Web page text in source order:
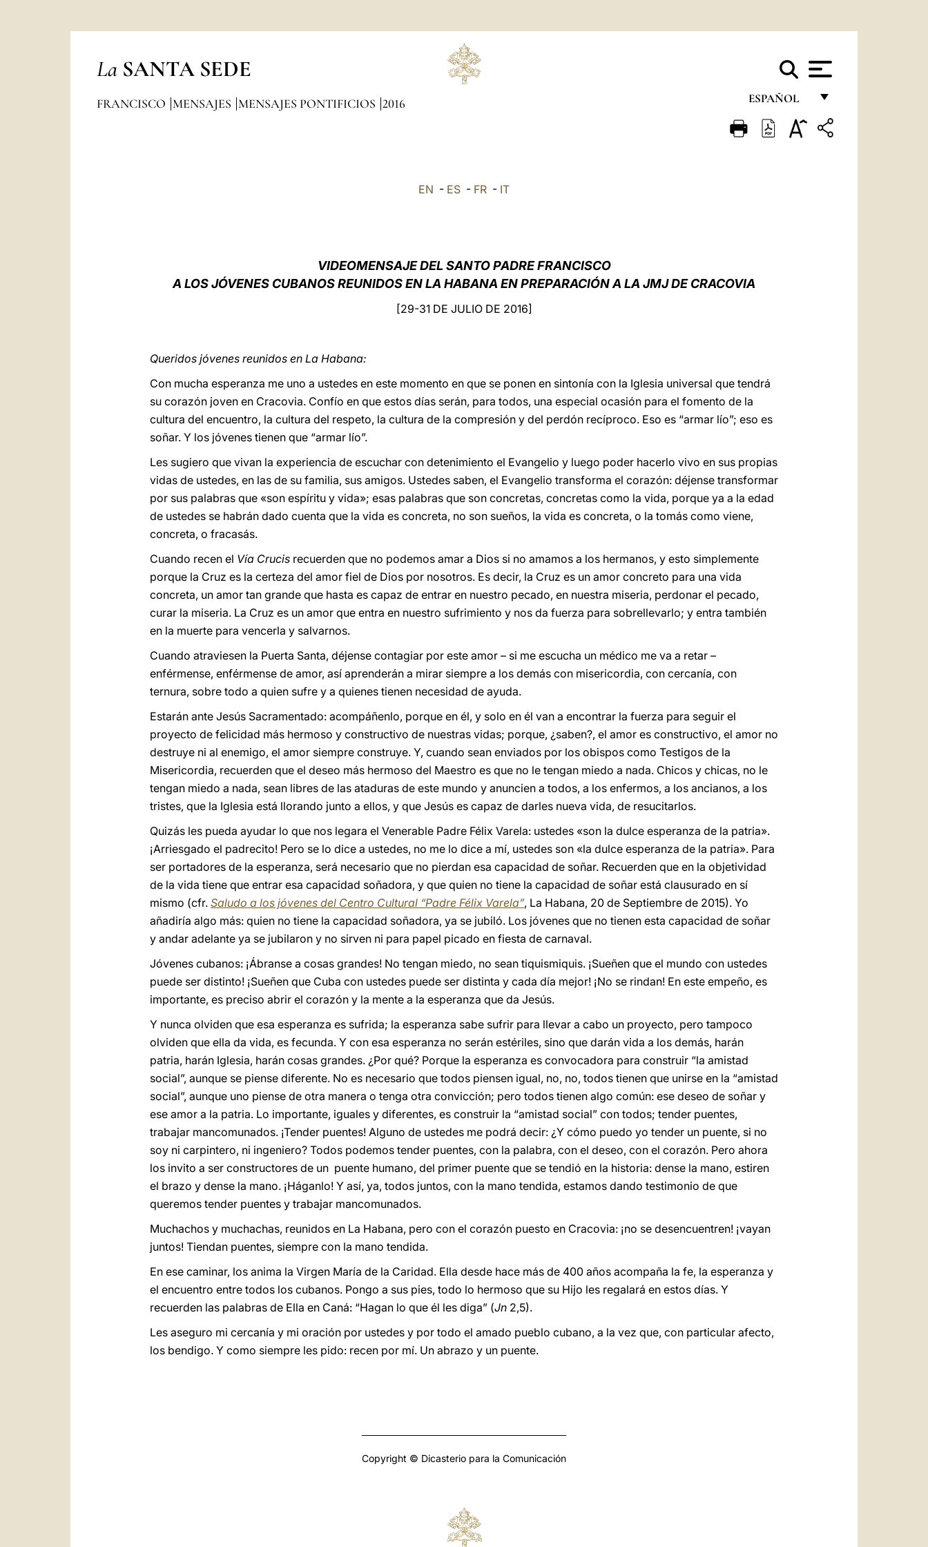
La SANTA SEDE
ESPAÑOL
FRANÇAIS
POLSKI
FRANCISCO MENSAJES MENSAJES PONTIFICIOS 2016
EN - ES - FR - IT
VIDEOMENSAJE DEL SANTO PADRE FRANCISCO
A LOS JÓVENES CUBANOS REUNIDOS EN LA HABANA EN PREPARACIÓN A LA JMJ DE CRACOVIA
[29-31 DE JULIO DE 2016]
Queridos jóvenes reunidos en La Habana:
Con mucha esperanza me uno a ustedes en este momento en que se ponen en sintonía con la Iglesia universal que tendrá
su corazón joven en Cracovia. Confío en que estos días serán, para todos, una especial ocasión para el fomento de la
cultura del encuentro, la cultura del respeto, la cultura de la compresión y del perdón recíproco. Eso es “armar lío”; eso es
soñar. Y los jóvenes tienen que “armar lío”.
Les sugiero que vivan la experiencia de escuchar con detenimiento el Evangelio y luego poder hacerlo vivo en sus propias
vidas de ustedes, en las de su familia, sus amigos. Ustedes saben, el Evangelio transforma el corazón: déjense transformar
por sus palabras que «son espíritu y vida»; esas palabras que son concretas, concretas como la vida, porque ya a la edad
de ustedes se habrán dado cuenta que la vida es concreta, no son sueños, la vida es concreta, o la tomás como viene,
concreta, o fracasás.
Cuando recen el Vía Crucis recuerden que no podemos amar a Dios si no amamos a los hermanos, y esto simplemente
porque la Cruz es la certeza del amor fiel de Dios por nosotros. Es decir, la Cruz es un amor concreto para una vida
concreta, un amor tan grande que hasta es capaz de entrar en nuestro pecado, en nuestra miseria, perdonar el pecado,
curar la miseria. La Cruz es un amor que entra en nuestro sufrimiento y nos da fuerza para sobrellevarlo; y entra también
en la muerte para vencerla y salvarnos.
Cuando atraviesen la Puerta Santa, déjense contagiar por este amor – si me escucha un médico me va a retar –
enférmense, enférmense de amor, así aprenderán a mirar siempre a los demás con misericordia, con cercanía, con
ternura, sobre todo a quien sufre y a quienes tienen necesidad de ayuda.
Estarán ante Jesús Sacramentado: acompáñenlo, porque en él, y solo en él van a encontrar la fuerza para seguir el
proyecto de felicidad más hermoso y constructivo de nuestras vidas; porque, ¿saben?, el amor es constructivo, el amor no
destruye ni al enemigo, el amor siempre construye. Y, cuando sean enviados por los obispos como Testigos de la
Misericordia, recuerden que el deseo más hermoso del Maestro es que no le tengan miedo a nada. Chicos y chicas, no le
tengan miedo a nada, sean libres de las ataduras de este mundo y anuncien a todos, a los enfermos, a los ancianos, a los
tristes, que la Iglesia está llorando junto a ellos, y que Jesús es capaz de darles nueva vida, de resucitarlos.
Quizás les pueda ayudar lo que nos legara el Venerable Padre Félix Varela: ustedes «son la dulce esperanza de la patria».
¡Arriesgado el padrecito! Pero se lo dice a ustedes, no me lo dice a mí, ustedes son «la dulce esperanza de la patria». Para
ser portadores de la esperanza, será necesario que no pierdan esa capacidad de soñar. Recuerden que en la objetividad
de la vida tiene que entrar esa capacidad soñadora, y que quien no tiene la capacidad de soñar está clausurado en sí
mismo (cfr. Saludo a los jóvenes del Centro Cultural “Padre Félix Varela”, La Habana, 20 de Septiembre de 2015). Yo
añadiría algo más: quien no tiene la capacidad soñadora, ya se jubiló. Los jóvenes que no tienen esta capacidad de soñar
y andar adelante ya se jubilaron y no sirven ni para papel picado en fiesta de carnaval.
Jóvenes cubanos: ¡Ábranse a cosas grandes! No tengan miedo, no sean tiquismiquis. ¡Sueñen que el mundo con ustedes
puede ser distinto! ¡Sueñen que Cuba con ustedes puede ser distinta y cada día mejor! ¡No se rindan! En este empeño, es
importante, es preciso abrir el corazón y la mente a la esperanza que da Jesús.
Y nunca olviden que esa esperanza es sufrida; la esperanza sabe sufrir para llevar a cabo un proyecto, pero tampoco
olviden que ella da vida, es fecunda. Y con esa esperanza no serán estériles, sino que darán vida a los demás, harán
patria, harán Iglesia, harán cosas grandes. ¿Por qué? Porque la esperanza es convocadora para construir “la amistad
social”, aunque se piense diferente. No es necesario que todos piensen igual, no, no, todos tienen que unirse en la “amistad
social”, aunque uno piense de otra manera o tenga otra convicción; pero todos tienen algo común: ese deseo de soñar y
ese amor a la patria. Lo importante, iguales y diferentes, es construir la “amistad social” con todos; tender puentes,
trabajar mancomunados. ¡Tender puentes! Alguno de ustedes me podrá decir: ¿Y cómo puedo yo tender un puente, si no
soy ni carpintero, ni ingeniero? Todos podemos tender puentes, con la palabra, con el deseo, con el corazón. Pero ahora
los invito a ser constructores de un puente humano, del primer puente que se tendió en la historia: dense la mano, estiren
el brazo y dense la mano. ¡Háganlo! Y así, ya, todos juntos, con la mano tendida, estamos dando testimonio de que
queremos tender puentes y trabajar mancomunados.
Muchachos y muchachas, reunidos en La Habana, pero con el corazón puesto en Cracovia: ¡no se desencuentren! ¡vayan
juntos! Tiendan puentes, siempre con la mano tendida.
En ese caminar, los anima la Virgen María de la Caridad. Ella desde hace más de 400 años acompaña la fe, la esperanza y
el encuentro entre todos los cubanos. Pongo a sus pies, todo lo hermoso que su Hijo les regalará en estos días. Y
recuerden las palabras de Ella en Caná: “Hagan lo que él les diga” (Jn 2,5).
Les aseguro mi cercanía y mi oración por ustedes y por todo el amado pueblo cubano, a la vez que, con particular afecto,
los bendigo. Y como siempre les pido: recen por mí. Un abrazo y un puente.
Copyright © Dicasterio para la Comunicación